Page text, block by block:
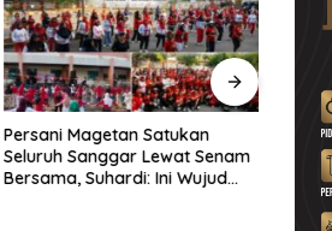
Persani Magetan Satukan
Seluruh Sanggar Lewat Senam
Bersama, Suhardi: Ini Wujud
P3-